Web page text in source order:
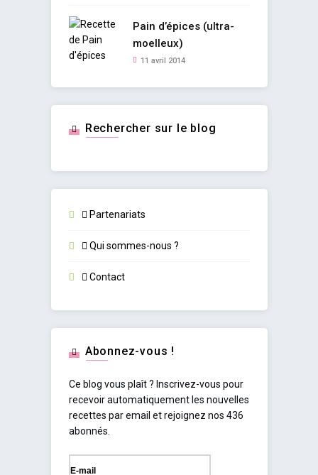
Pain d’épices (ultra-
moelleux)
11 avril 2014
Rechercher sur le blog
Partenariats
Qui sommes-nous ?
Contact
Abonnez-vous !
Ce blog vous plaît ? Inscrivez-vous pour
recevoir automatiquement les nouvelles
recettes par email et rejoignez nos 436
abonnés.